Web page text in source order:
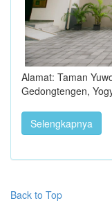
Alamat: Taman
Gedongtengen,
Selengkapnya
Back to Top